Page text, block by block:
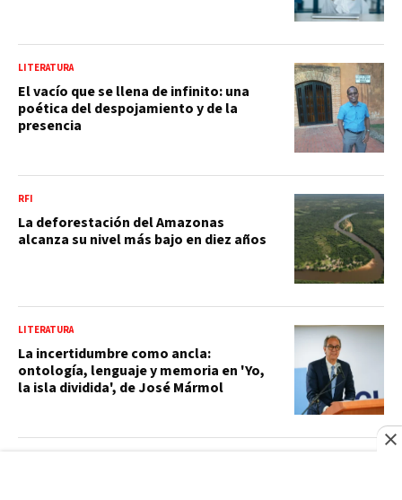
LITERATURA
El vacío que se llena de infinito: una
poética del despojamiento y de la
presencia
RFI
La deforestación del Amazonas
alcanza su nivel más bajo en diez años
LITERATURA
La incertidumbre como ancla:
ontología, lenguaje y memoria en 'Yo,
la isla dividida', de José Mármol